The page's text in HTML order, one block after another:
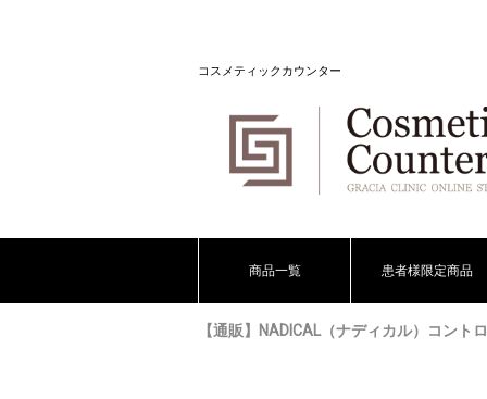
コスメティックカウンター
商品一覧 患者様限定商品
【通販】NADICAL（ナディカル）コント